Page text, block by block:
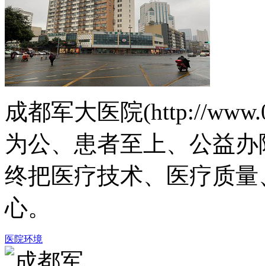
成都军大医院(http://
为公、患者至上、公益
终把医疗技术、医疗质
心。
医院环境